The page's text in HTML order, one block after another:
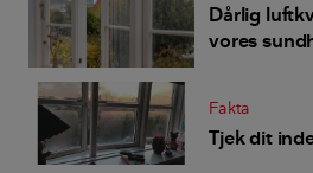
Dårlig
vores
Fakta
Tjek dit